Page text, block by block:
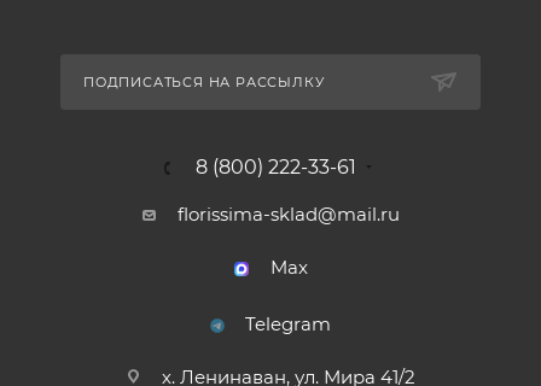
ПОДПИСАТЬСЯ НА РАССЫЛКУ
8 (800) 222-33-61
florissima-sklad@mail.ru
Max
Telegram
х. Ленинаван, ул. Мира 41/2